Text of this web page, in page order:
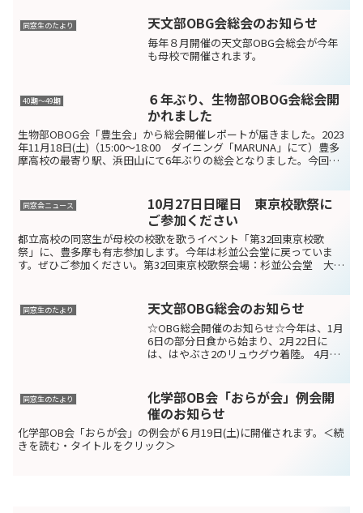
同窓生のたより 天文部OBG会総会のお知らせ
毎年８月開催の天文部OBG会総会が今年
も母校で開催されます。
40期～49期
６年ぶり、生物部OBOG会総会開
かれました
生物部OBOG会「豊生会」から総会開催レポートが届きました。2023
年11月18日(土)（15:00～18:00 ダイニング「MARUNA」にて）豊多
摩高校の最寄り駅、浜田山にて6年ぶりの総会となりました。今回
同窓会ニュース
10月27日日曜日 東京校歌祭に
ご参加ください
都立高校の同窓生が母校の校歌を歌うイベント「第32回東京校歌
祭」に、豊多摩も有志参加します。今年は杉並公会堂に戻っていま
す。ぜひご参加ください。第32回東京校歌祭会場：杉並公会堂 大ホ
同窓生のたより 天文部OBG総会のお知らせ
☆OBG総会開催のお知らせ☆今年は、1月
6日の部分日食から始まり、2月22日に
は、はやぶさ2のリュウグウ着陸。 4月10
年と 天文間関係のニュースが話題になっ
て...
同窓生のたより
化学部OB会「おらが会」例会開
催のお知らせ
化学部OB会「おらが会」の例会が６月19日(土)に開催されます。＜続
きを読む・タイトルをクリック＞